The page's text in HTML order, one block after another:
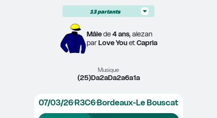
13 partants
Mâle de 4 ans, alezan
par Love You et Capria
Musique
(25)Da2aDa2a6a1a
07/03/26R3C6Bordeaux-Le Bouscat